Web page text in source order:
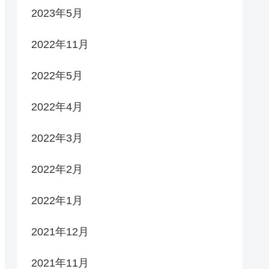
2023年5月
2022年11月
2022年5月
2022年4月
2022年3月
2022年2月
2022年1月
2021年12月
2021年11月